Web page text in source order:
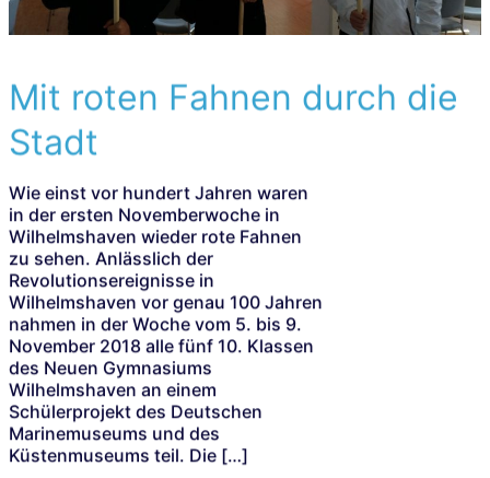
Mit roten Fahnen durch die
Stadt
Wie einst vor hundert Jahren waren
in der ersten Novemberwoche in
Wilhelmshaven wieder rote Fahnen
zu sehen. Anlässlich der
Revolutionsereignisse in
Wilhelmshaven vor genau 100 Jahren
nahmen in der Woche vom 5. bis 9.
November 2018 alle fünf 10. Klassen
des Neuen Gymnasiums
Wilhelmshaven an einem
Schülerprojekt des Deutschen
Marinemuseums und des
Küstenmuseums teil. Die […]